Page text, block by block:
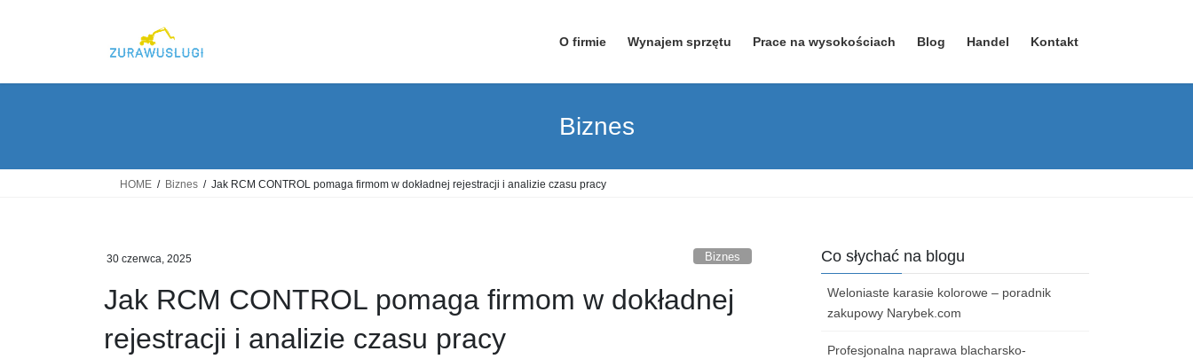
O firmie Wynajem sprzętu Prace na wysokościach Blog Handel Kontakt
Biznes
HOME Biznes Jak RCM CONTROL pomaga firmom w dokładnej rejestracji i analizie czasu pracy
30 czerwca, 2025 Biznes
Jak RCM CONTROL pomaga firmom w dokładnej
rejestracji i analizie czasu pracy
Co słychać na blogu
Weloniaste karasie kolorowe – poradnik
zakupowy Narybek.com
Profesjonalna naprawa blacharsko-